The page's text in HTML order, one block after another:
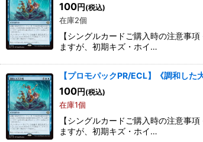
100円 (税込)
在庫2個
【シングルカードご購入時の注意事
ますが、初期キズ・ホイ…
【プロモパックPR/ECL】《調和し
100円 (税込)
在庫1個
【シングルカードご購入時の注意事
ますが、初期キズ・ホイ…